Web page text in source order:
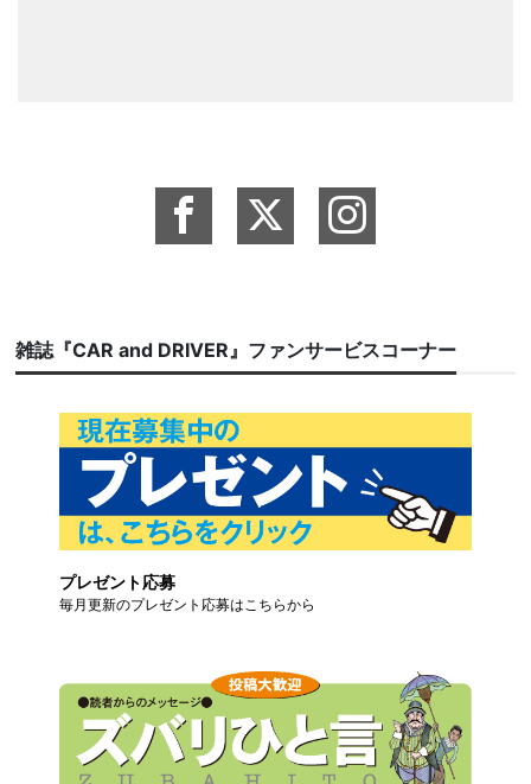
雑誌『CAR and DRIVER』ファンサービスコーナー
プレゼント応募
毎月更新のプレゼント応募はこちらから